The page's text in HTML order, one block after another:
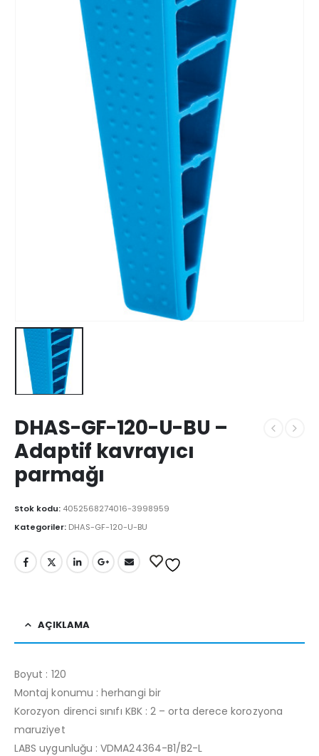
DHAS-GF-120-U-BU –
Adaptif kavrayıcı
parmağı
Stok kodu: 4052568274016-3998959
Kategoriler: DHAS-GF-120-U-BU
AÇIKLAMA
Boyut : 120
Montaj konumu : herhangi bir
Korozyon direnci sınıfı KBK : 2 – orta derece korozyona
maruziyet
LABS uygunluğu : VDMA24364-B1/B2-L